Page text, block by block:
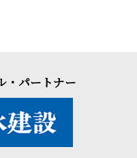
・パートナー